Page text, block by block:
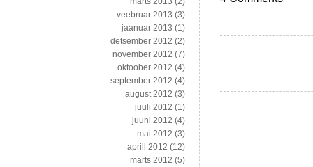
veebruar 2013 (3)
jaanuar 2013 (1)
detsember 2012 (2)
november 2012 (7)
oktoober 2012 (4)
september 2012 (4)
august 2012 (3)
juuli 2012 (1)
juuni 2012 (4)
mai 2012 (3)
aprill 2012 (12)
märts 2012 (5)